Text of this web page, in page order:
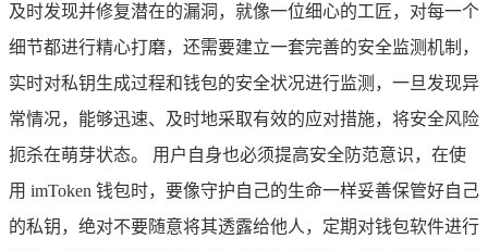
及时发现并修复潜在的漏洞，就像一位细心的工匠，对每一个
细节都进行精心打磨，还需要建立一套完善的安全监测机制，
实时对私钥生成过程和钱包的安全状况进行监测，一旦发现异
常情况，能够迅速、及时地采取有效的应对措施，将安全风险
扼杀在萌芽状态。 用户自身也必须提高安全防范意识，在使
用 imToken 钱包时，要像守护自己的生命一样妥善保管好自己
的私钥，绝对不要随意将其透露给他人，定期对钱包软件进行